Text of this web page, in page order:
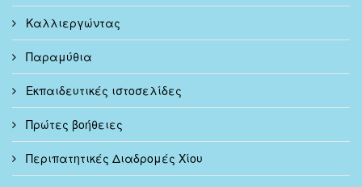
Καλλιεργώντας
Παραμύθια
Εκπαιδευτικές ιστοσελίδες
Πρώτες βοήθειες
Περιπατητικές Διαδρομές Χίου